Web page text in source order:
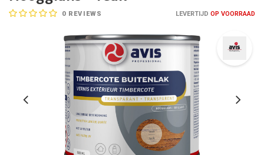
0 REVIEWS LEVERTIJD OP VOORRAAD